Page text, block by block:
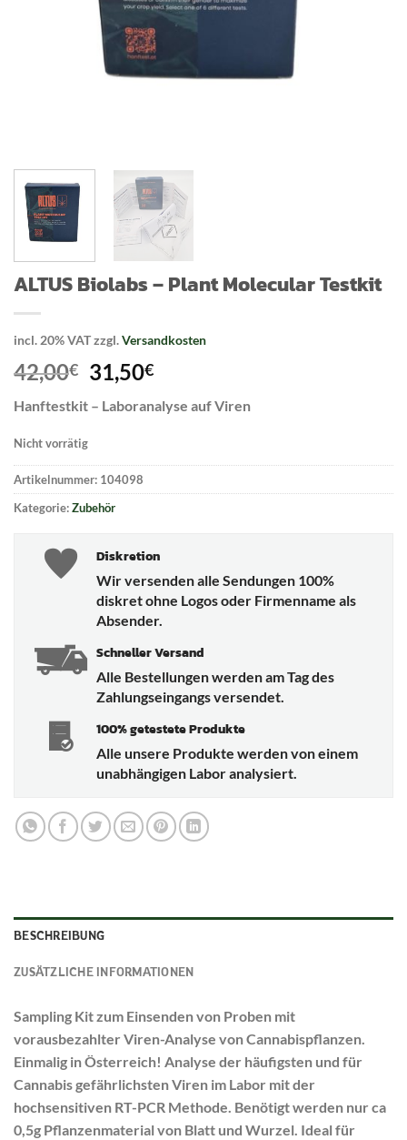
ALTUS Biolabs – Plant Molecular Testkit
incl. 20% VATzzgl.Versandkosten
42,00€ Original
price
was:
31,50€Current
is:
Hanftestkit – Laboranalyse auf Viren
Nicht vorrätig
Artikelnummer: 104098
Kategorie:Zubehör
Diskretion
Wir versenden alle Sendungen 100%
diskret ohne Logos oder Firmenname als
Absender.
Schneller Versand
Alle Bestellungen werden am Tag des
Zahlungseingangs versendet.
100% getestete Produkte
Alle unsere Produkte werden von einem
unabhängigen Labor analysiert.
BESCHREIBUNG
ZUSÄTZLICHE INFORMATIONEN
Sampling Kit zum Einsenden von Proben mit
vorausbezahlter Viren-Analyse von Cannabispflanzen.
Einmalig in Österreich! Analyse der häufigsten und für
Cannabis gefährlichsten Viren im Labor mit der
hochsensitiven RT-PCR Methode. Benötigt werden nur ca
0,5g Pflanzenmaterial von Blatt und Wurzel. Ideal für